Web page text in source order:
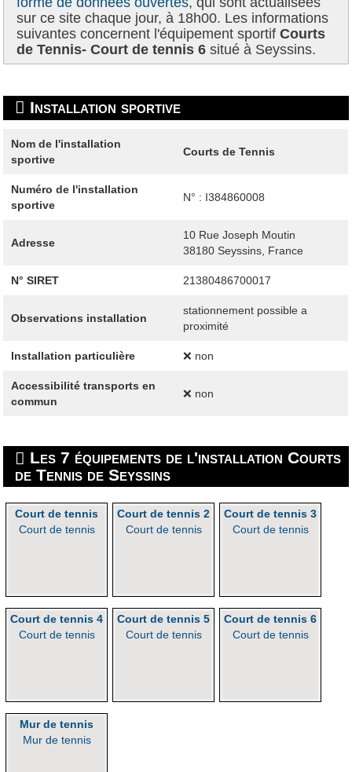
sur ce site chaque jour, à 18h00. Les informations
suivantes concernent l'équipement sportifCourts
de Tennis- Court de tennis 6 situé à Seyssins.
Installation sportive
Nom de l'installation
sportive
Courts de Tennis
Numéro de l'installation
sportive
N° : I384860008
Adresse
10 Rue Joseph Moutin
38180 Seyssins, France
N° SIRET 21380486700017
Observations installation
stationnement possible a
proximité
Installation particulière ❌ non
Accessibilité transports en
commun
❌ non
Les 7 équipements de l'installation Courts
de Tennis de Seyssins
Court de tennis
Court de tennis
Court de tennis 2
Court de tennis
Court de tennis 3
Court de tennis
Court de tennis 4
Court de tennis
Court de tennis 5
Court de tennis
Court de tennis 6
Court de tennis
Mur de tennis
Mur de tennis